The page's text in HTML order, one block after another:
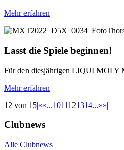
Mehr erfahren
Lasst die Spiele beginnen!
Für den diesjährigen LIQUI MOLY
Mehr erfahren
12 von 15|««...1011121314...»»|
Clubnews
Alle Clubnews